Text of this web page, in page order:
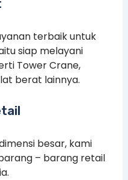
terbaik untuk
siap melayani
Tower Crane,
berat lainnya.
besar, kami
– barang retail